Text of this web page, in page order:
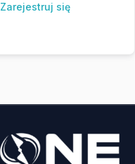
Zarejestruj się